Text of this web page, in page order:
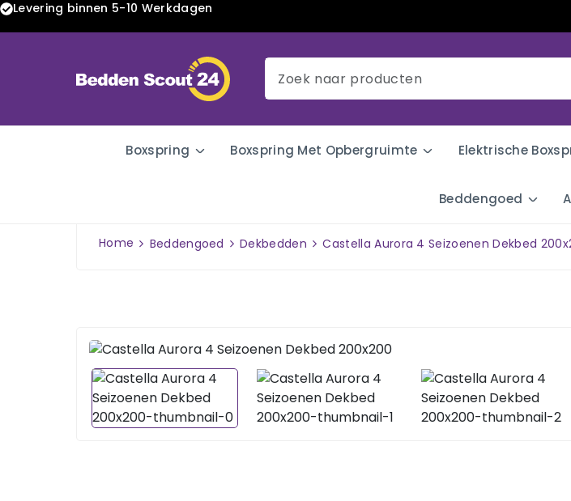
Levering binnen 5-10 Werkdagen
Boxspring Boxspring Met Opbergruimte Elektrische
Beddengoed
Home Beddengoed Dekbedden Castella Aurora 4 Seizoenen Dekbed